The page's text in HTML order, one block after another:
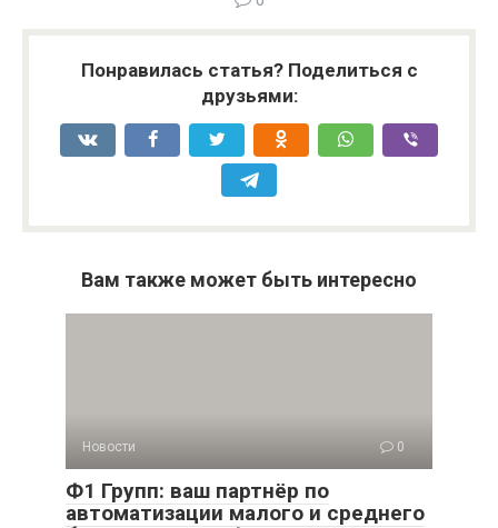
Понравилась статья? Поделиться с
друзьями:
Вам также может быть интересно
Новости 0
Ф1 Групп: ваш партнёр по
автоматизации малого и среднего